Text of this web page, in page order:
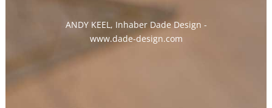
ANDY KEEL, Inhaber Dade Design -
www.dade-design.com